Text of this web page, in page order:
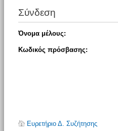
Σύνδεση
Όνομα μέλους:
Κωδικός πρόσβασης:
Ευρετήριο Δ. Συζήτησης